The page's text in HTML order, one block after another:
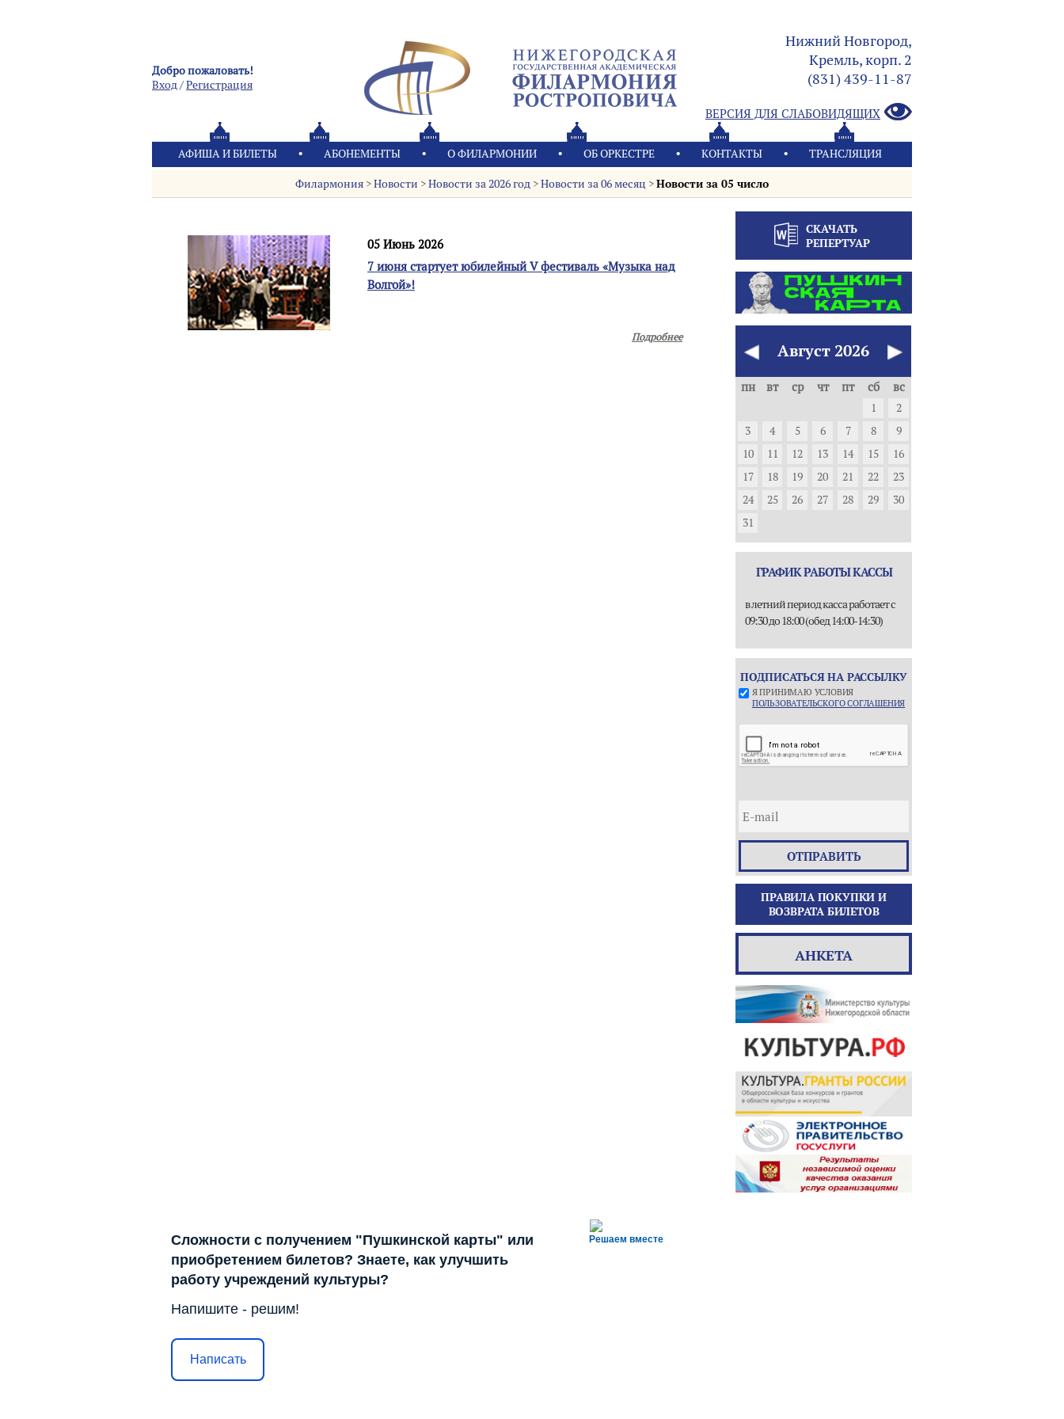
Добро пожаловать!
Вход/Pегистрация
Нижний Новгород,
Кремль, корп. 2
(831) 439-11-87
ВЕРСИЯ ДЛЯ СЛАБОВИДЯЩИХ
АФИША И БИЛЕТЫ АБОНЕМЕНТЫ О ФИЛАРМОНИИ OБ ОРКЕСТРЕ КОНТАКТЫ ТРАНСЛЯЦИЯ
Филармония >Новости >Новости за 2026 год >Новости за 06 месяц >Новости за 05 число
05 Июнь 2026
7 июня стартует юбилейный V фестиваль «Музыка над
Волгой»!
Подробнее
СКАЧАТЬ
РЕПЕРТУАР
Август2026
пн вт ср чт пт сб вс
1
2
3
4 5 6 7 8
9
10
11 12 13 14 15
16
17
18 19 20 21 22
23
24
25 26 27 28 29
30
31
ГРАФИК РАБОТЫ КАССЫ
в летний период касса работает с
09:30 до 18:00 (обед 14:00-14:30)
ПОДПИСАТЬСЯ НА РАССЫЛКУ
Я ПРИНИМАЮ УСЛОВИЯ
ПОЛЬЗОВАТЕЛЬСКОГО СОГЛАШЕНИЯ
ОТПРАВИТЬ
ПРАВИЛА ПОКУПКИ И
ВОЗВРАТА БИЛЕТОВ
АНКЕТА
Решаем вместе
Сложности с получением "Пушкинской карты" или
приобретением билетов? Знаете, как улучшить
работу учреждений культуры?
Напишите - решим!
Написать